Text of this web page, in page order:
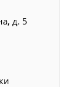
д. 5